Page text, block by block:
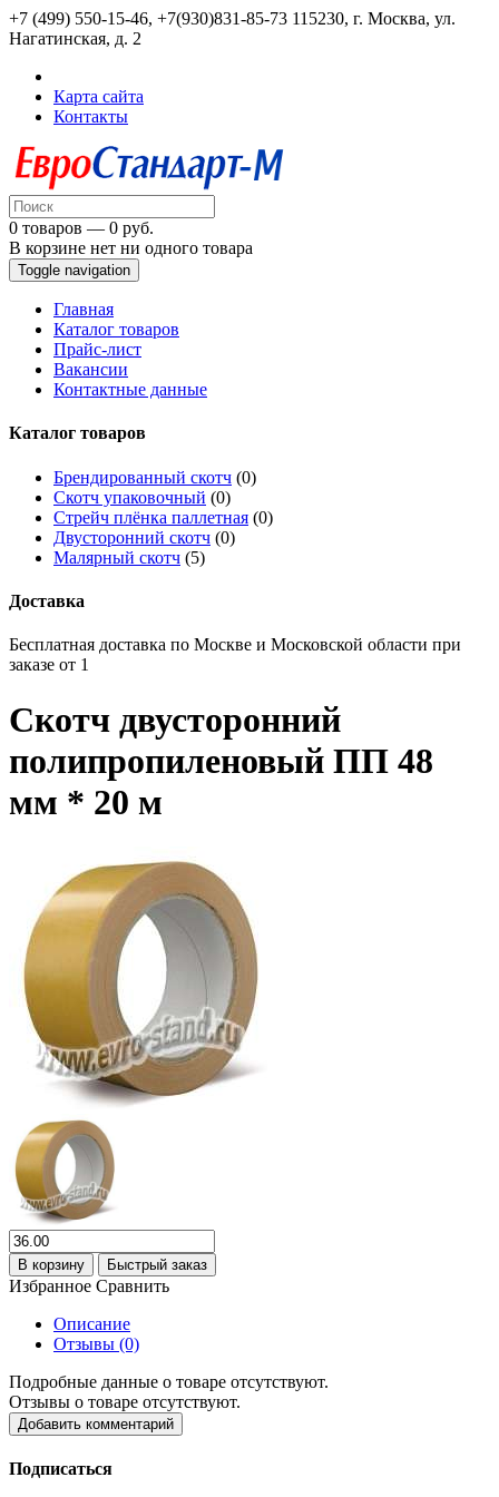
+7 (499) 550-15-46, +7(930)831-85-73 115230, г. Москва, ул.
Нагатинская, д. 2
Карта сайта
Контакты
0 товаров — 0 руб.
В корзине нет ни одного товара
Toggle navigation
Главная
Каталог товаров
Прайс-лист
Вакансии
Контактные данные
Каталог товаров
Брендированный скотч (0)
Скотч упаковочный (0)
Стрейч плёнка паллетная (0)
Двусторонний скотч (0)
Малярный скотч (5)
Доставка
Бесплатная доставка по Москве и Московской области при
заказе от 1
Скотч двусторонний
полипропиленовый ПП 48
мм * 20 м
В корзину Быстрый заказ
Избранное Сравнить
Описание
Отзывы (0)
Подробные данные о товаре отсутствуют.
Отзывы о товаре отсутствуют.
Добавить комментарий
Подписаться